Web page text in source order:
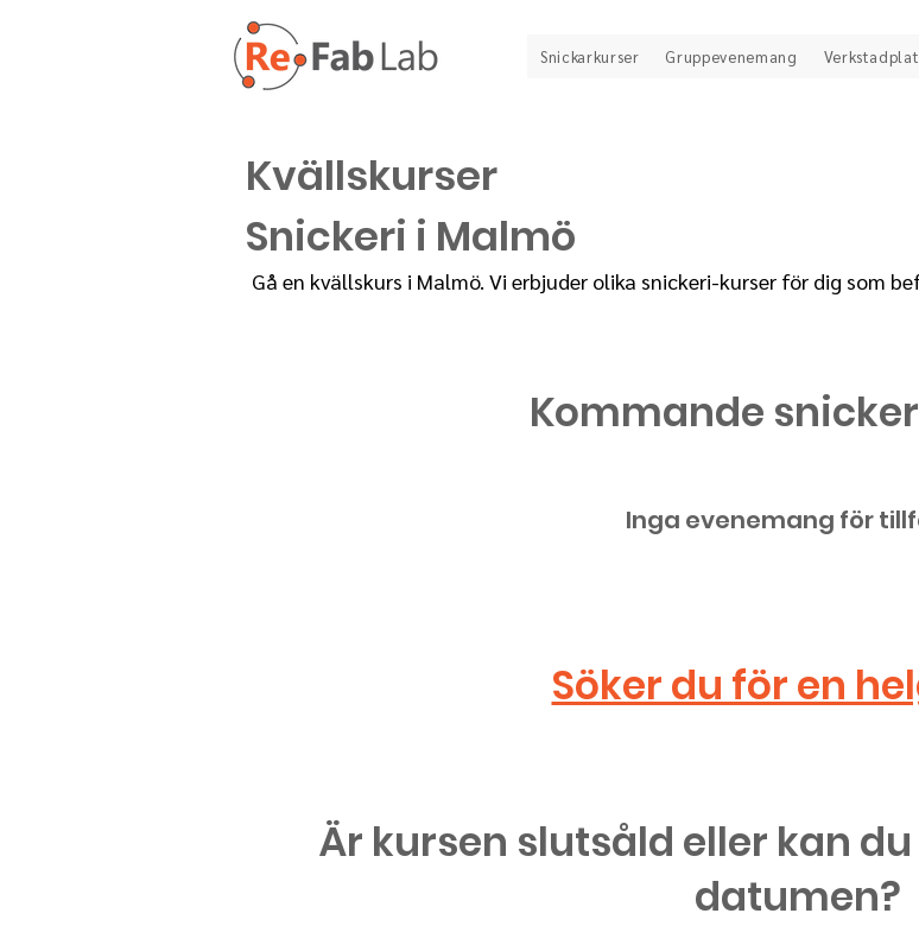
Snickarkurser Gruppevenemang
Kvällskurser
Snickeri i Malmö
Gå en kvällskurs i Malmö. Vi erbjuder olika snickeri-kurser för dig som
Kommande
Inga evenemang för
Söker du för en
Är kursen slutsåld eller kan
datumen?